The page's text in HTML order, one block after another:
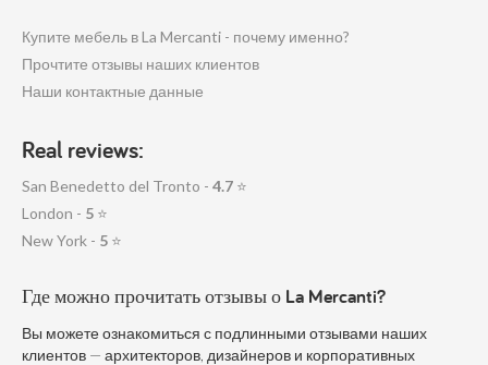
Купите мебель в La Mercanti - почему именно?
Прочтите отзывы наших клиентов
Наши контактные данные
Real reviews:
San Benedetto del Tronto - 4.7 ⭐
London - 5 ⭐
New York - 5 ⭐
Где можно прочитать отзывы о La Mercanti?
Вы можете ознакомиться с подлинными отзывами наших
клиентов — архитекторов, дизайнеров и корпоративных